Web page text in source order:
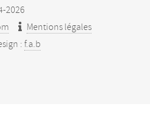
2026
Mentions légales
:f.a.b